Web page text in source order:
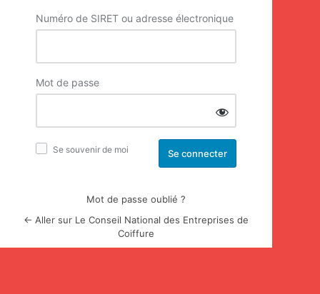
Numéro de SIRET ou adresse électronique
Mot de passe
Se souvenir de moi
Mot de passe oublié ?
← Aller sur Le Conseil National des Entreprises de
Coiffure